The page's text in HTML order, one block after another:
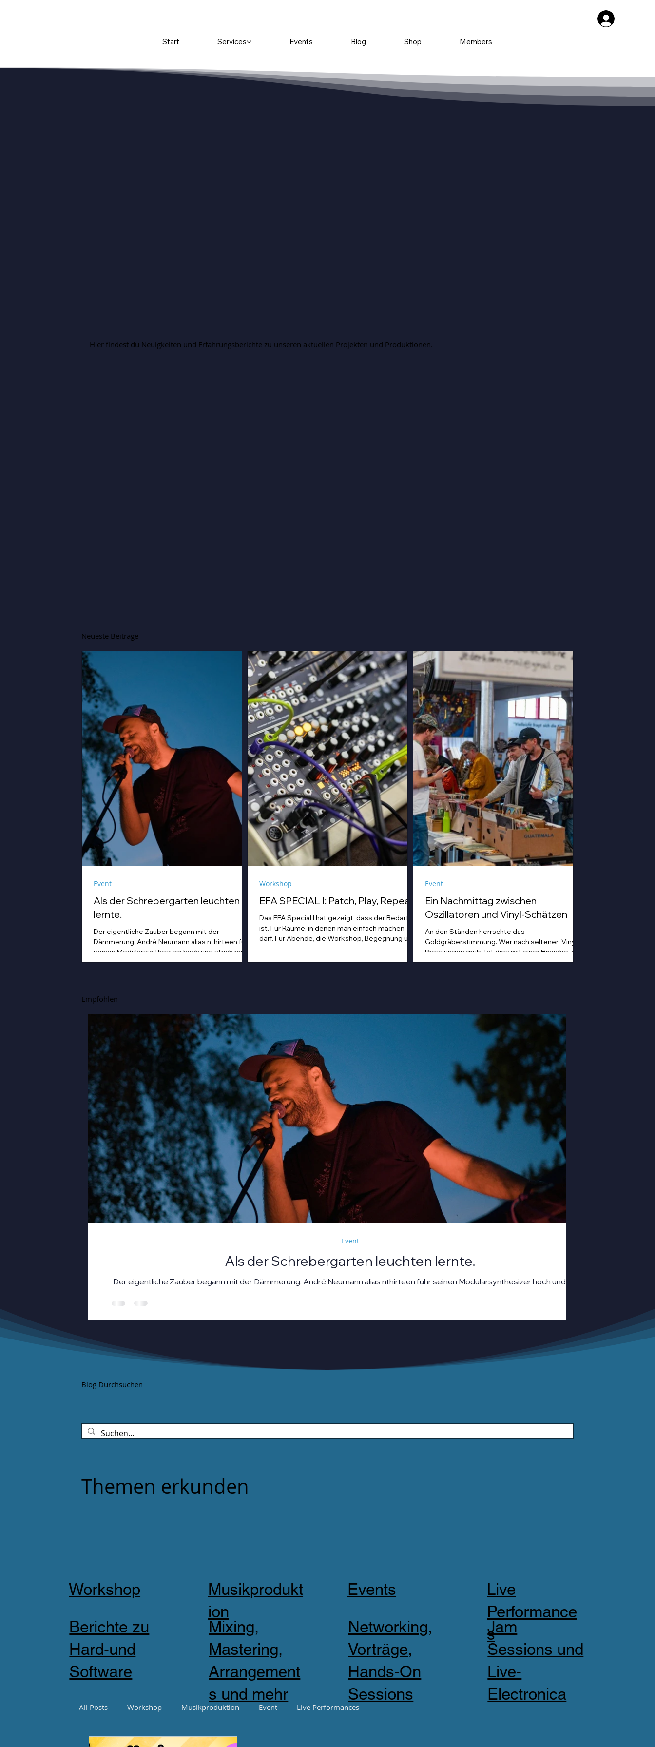
Start Services Events Blog Shop Members
All Posts Workshop Musikproduktion Event Live Performances
Neueste Beiträge
Als der Schrebergarten leuchten
lernte.
Der eigentliche Zauber begann mit der
Dämmerung. André Neumann alias nthirteen fuhr
seinen Modularsynthesizer hoch und strich mit
einem Geigenbogen über seine E-Gitarre,
Minuten in einem verträumten Meer aus Musik
und Farbe, das man in einer Kleingartenanlage
einfach nicht erwartet.
Event
EFA SPECIAL I: Patch, Play, Repeat.
Das EFA Special I hat gezeigt, dass der Bedarf da
ist. Für Räume, in denen man einfach machen
darf. Für Abende, die Workshop, Begegnung und
Workshop
Ein Nachmittag zwischen
Oszillatoren und Vinyl-Schätzen
An den Ständen herrschte das
Goldgräberstimmung. Wer nach seltenen Vinyl-
Pressungen grub, tat dies mit einer Hingabe, die
man sonst nur von Archäologen bei der
darin hätte duschen können.
Event
Hier findest du Neuigkeiten und Erfahrungsberichte zu unseren aktuellen Projekten und Produktionen.
Empfohlen
Als der Schrebergarten leuchten lernte.
Der eigentliche Zauber begann mit der Dämmerung. André Neumann alias nthirteen fuhr seinen Modularsynthesizer hoch und strich
mit einem Geigenbogen über seine E-Gitarre, während die Sonne unterging. Goldenes Abendlicht mischte sich mit Farbspots in
Türkis, Lila und Blau – die „Erdbeere" versank für ein paar Minuten in einem verträumten Meer aus Musik und Farbe, das man in einer
Event
Themen erkunden
Workshop
Berichte zu
Hard-und
Software
Musikprodukt
ion
Mixing,
Mastering,
Arrangement
s und mehr
Events
Networking,
Vorträge,
Hands-On
Sessions
Live
Performance
s
Jam
Sessions und
Live-
Electronica
Blog Durchsuchen